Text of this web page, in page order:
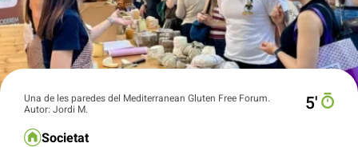
Una de les paredes del Mediterranean Gluten Free Forum.
Autor: Jordi M.
5′
Societat